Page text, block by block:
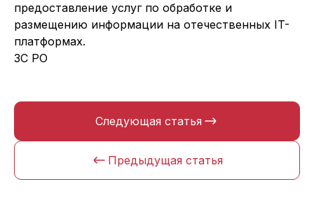
предоставление услуг по обработке и
размещению информации на отечественных IT-
платформах.
ЗС РО
Предыдущая статья
Следующая статья